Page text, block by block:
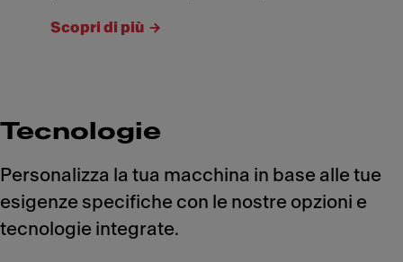
Scopri di più
Tecnologie
Personalizza la tua macchina in base alle tue
esigenze specifiche con le nostre opzioni e
tecnologie integrate.